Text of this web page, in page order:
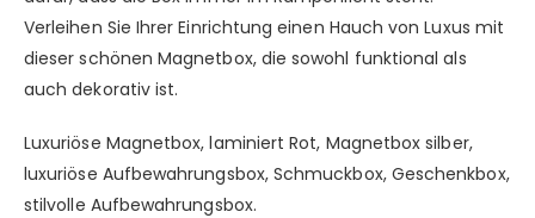
Verleihen Sie Ihrer Einrichtung einen Hauch von Luxus mit
dieser schönen Magnetbox, die sowohl funktional als
auch dekorativ ist.
Luxuriöse Magnetbox, laminiert Rot, Magnetbox silber,
luxuriöse Aufbewahrungsbox, Schmuckbox, Geschenkbox,
stilvolle Aufbewahrungsbox.